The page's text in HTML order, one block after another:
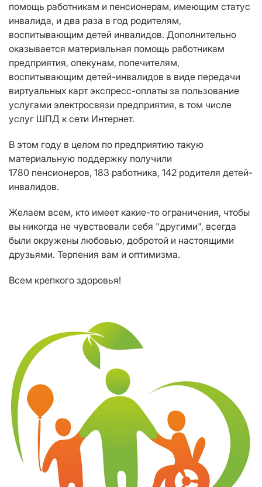
помощь работникам и пенсионерам, имеющим статус
инвалида, и два раза в год родителям,
воспитывающим детей инвалидов. Дополнительно
оказывается материальная помощь работникам
предприятия, опекунам, попечителям,
воспитывающим детей-инвалидов в виде передачи
виртуальных карт экспресс-оплаты за пользование
услугами электросвязи предприятия, в том числе
услуг ШПД к сети Интернет.
В этом году в целом по предприятию такую
материальную поддержку получили
1780 пенсионеров, 183 работника, 142 родителя детей-
инвалидов.
Желаем всем, кто имеет какие-то ограничения, чтобы
вы никогда не чувствовали себя "другими", всегда
были окружены любовью, добротой и настоящими
друзьями. Терпения вам и оптимизма.
Всем крепкого здоровья!